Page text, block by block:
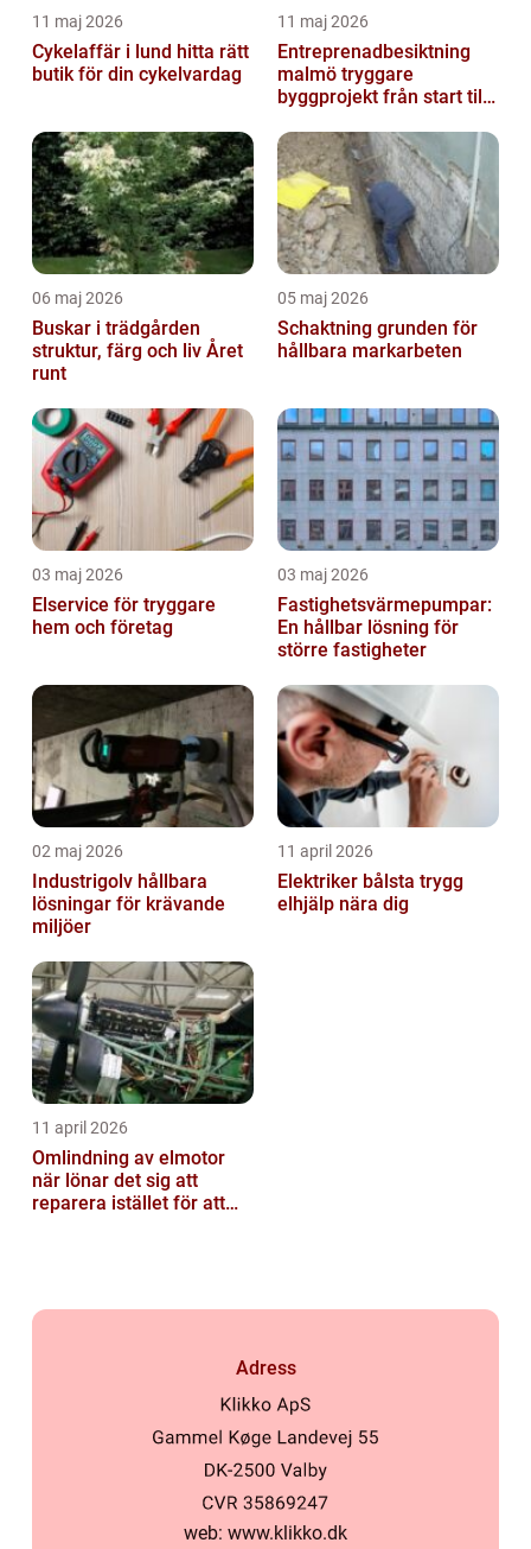
11 maj 2026
Cykelaffär i lund hitta rätt
butik för din cykelvardag
11 maj 2026
Entreprenadbesiktning
malmö tryggare
byggprojekt från start till
06 maj 2026
Buskar i trädgården
struktur, färg och liv Året
runt
05 maj 2026
Schaktning grunden för
hållbara markarbeten
03 maj 2026
Elservice för tryggare
hem och företag
03 maj 2026
Fastighetsvärmepumpar:
En hållbar lösning för
större fastigheter
02 maj 2026
Industrigolv hållbara
lösningar för krävande
miljöer
11 april 2026
Elektriker bålsta trygg
elhjälp nära dig
11 april 2026
Omlindning av elmotor
när lönar det sig att
reparera istället för att
Adress
web: www.klikko.dk